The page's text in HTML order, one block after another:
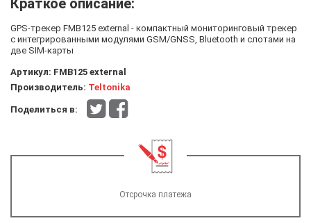
Краткое описание:
GPS-трекер FMB125 external - компактный мониторинговый трекер
с интегрированными модулями GSM/GNSS, Bluetooth и слотами на
две SIM-карты
Артикул: FMB125 external
Производитель: Teltonika
Поделиться в:
Отсрочка платежа